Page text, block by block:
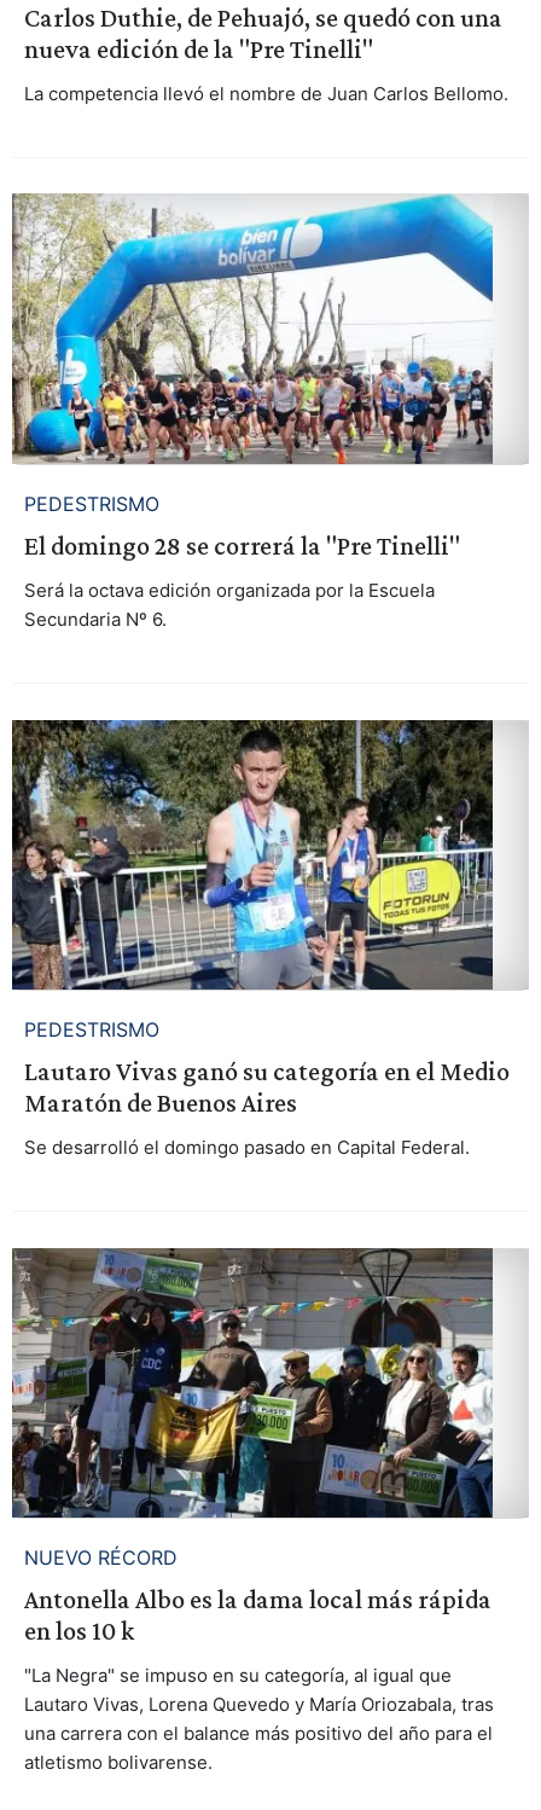
Carlos Duthie, de Pehuajó, se quedó con una
nueva edición de la "Pre Tinelli"
La competencia llevó el nombre de Juan Carlos Bellomo.
PEDESTRISMO
El domingo 28 se correrá la "Pre Tinelli"
Será la octava edición organizada por la Escuela
Secundaria Nº 6.
PEDESTRISMO
Lautaro Vivas ganó su categoría en el Medio
Maratón de Buenos Aires
Se desarrolló el domingo pasado en Capital Federal.
NUEVO RÉCORD
Antonella Albo es la dama local más rápida
en los 10 k
"La Negra" se impuso en su categoría, al igual que
Lautaro Vivas, Lorena Quevedo y María Oriozabala, tras
una carrera con el balance más positivo del año para el
atletismo bolivarense.